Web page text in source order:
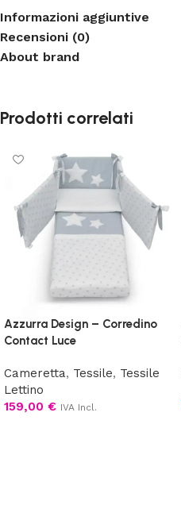
Informazioni aggiuntive
Recensioni (0)
About brand
Prodotti correlati
Azzurra Design – Corredino
Contact Luce
Cameretta, Tessile, Tessile
Lettino
159,00 € IVA Incl.